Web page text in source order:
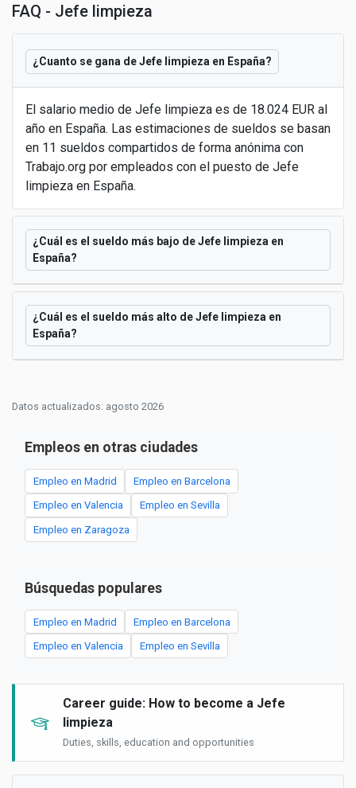
FAQ - Jefe limpieza
¿Cuanto se gana de Jefe limpieza en España?
El salario medio de Jefe limpieza es de 18.024 EUR al
año en España. Las estimaciones de sueldos se basan
en 11 sueldos compartidos de forma anónima con
Trabajo.org por empleados con el puesto de Jefe
limpieza en España.
¿Cuál es el sueldo más bajo de Jefe limpieza en
España?
¿Cuál es el sueldo más alto de Jefe limpieza en
España?
Datos actualizados: agosto 2026
Empleos en otras ciudades
Empleo en Madrid Empleo en Barcelona
Empleo en Valencia Empleo en Sevilla
Empleo en Zaragoza
Búsquedas populares
Empleo en Madrid Empleo en Barcelona
Empleo en Valencia Empleo en Sevilla
Career guide: How to become a Jefe
limpieza
Duties, skills, education and opportunities